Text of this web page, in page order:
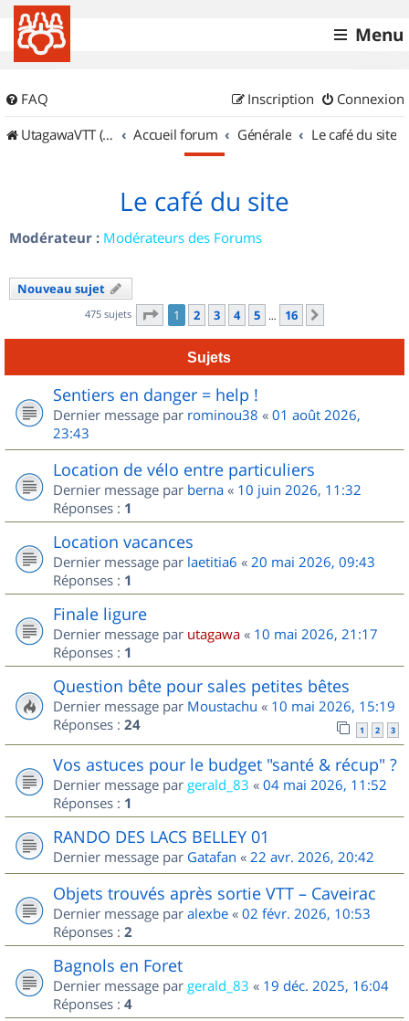
Menu
FAQ Connexion
Inscription
UtagawaVTT (Randos VTT et VTTAE avec traces GPS)
Accueil forum Générale Le café du site
Le café du site
Modérateur : Modérateurs des Forums
Nouveau sujet
475 sujets Page 1sur
1 2 3 4 5 … 16
Sujets
Sentiers en danger = help !
Dernier message par rominou38 « 01 août 2026,
23:43
Location de vélo entre particuliers
Dernier message par berna « 10 juin 2026, 11:32
Réponses : 1
Location vacances
Dernier message par laetitia6 « 20 mai 2026, 09:43
Réponses : 1
Finale ligure
Dernier message par utagawa « 10 mai 2026, 21:17
Réponses : 1
Question bête pour sales petites bêtes
Dernier message par Moustachu « 10 mai 2026, 15:19
Réponses : 24 1 2 3
Vos astuces pour le budget "santé & récup" ?
Dernier message par gerald_83 « 04 mai 2026, 11:52
Réponses : 1
RANDO DES LACS BELLEY 01
Dernier message par Gatafan « 22 avr. 2026, 20:42
Objets trouvés après sortie VTT – Caveirac
Dernier message par alexbe « 02 févr. 2026, 10:53
Réponses : 2
Bagnols en Foret
Dernier message par gerald_83 « 19 déc. 2025, 16:04
Réponses : 4